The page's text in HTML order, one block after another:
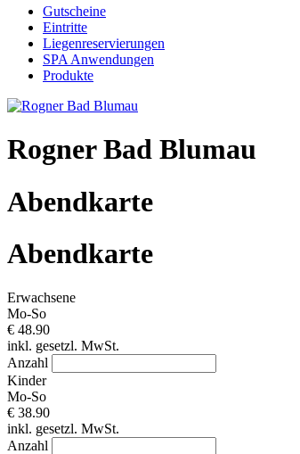
Gutscheine
Eintritte
Liegenreservierungen
SPA Anwendungen
Produkte
Rogner Bad Blumau
Abendkarte
Abendkarte
Erwachsene
Mo-So
€ 48.90
inkl. gesetzl. MwSt.
Anzahl
Kinder
Mo-So
€ 38.90
inkl. gesetzl. MwSt.
Anzahl